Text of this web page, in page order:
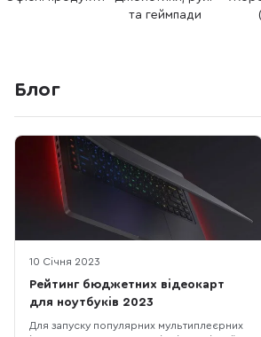
та геймпади
Блог
10 Січня 2023
Рейтинг бюджетних відеокарт
для ноутбуків 2023
Для запуску популярних мультиплеєрних